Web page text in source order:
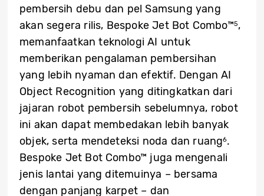
pembersih debu dan pel Samsung yang
akan segera rilis, Bespoke Jet Bot Combo™5,
memanfaatkan teknologi AI untuk
memberikan pengalaman pembersihan
yang lebih nyaman dan efektif. Dengan AI
Object Recognition yang ditingkatkan dari
jajaran robot pembersih sebelumnya, robot
ini akan dapat membedakan lebih banyak
objek, serta mendeteksi noda dan ruang6.
Bespoke Jet Bot Combo™ juga mengenali
jenis lantai yang ditemuinya – bersama
dengan panjang karpet – dan